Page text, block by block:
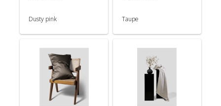
Dusty pink Taupe